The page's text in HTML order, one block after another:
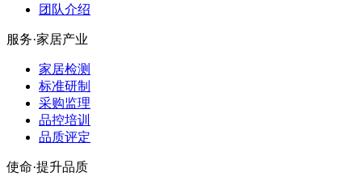
团队介绍
服务·家居产业
家居检测
标准研制
采购监理
品控培训
品质评定
使命·提升品质